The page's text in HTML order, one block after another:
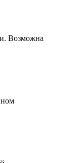
Возможна